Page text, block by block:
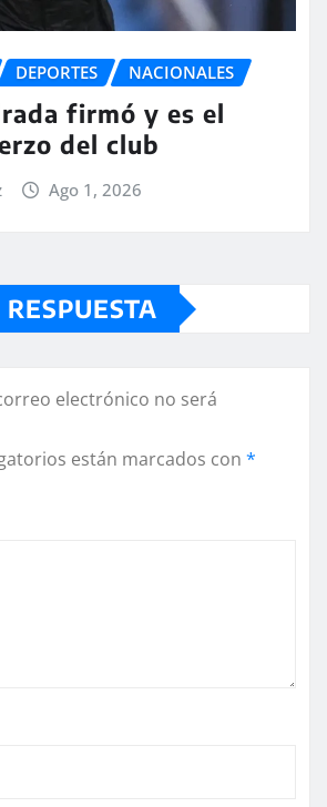
DEPORTES NACIONALES
firmó y es el
del club
Ago 1, 2026
electrónico no será
están marcados con *